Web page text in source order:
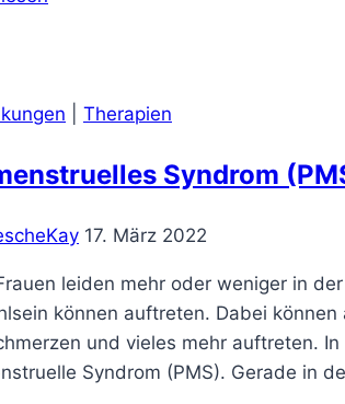
plagt
Dich
der
Heuschupfen?
Therapien
Syndrom
17. März 2022
leiden mehr oder weniger in
können auftreten. Dabei
und vieles mehr auftreten.
Syndrom (PMS). Gerade in